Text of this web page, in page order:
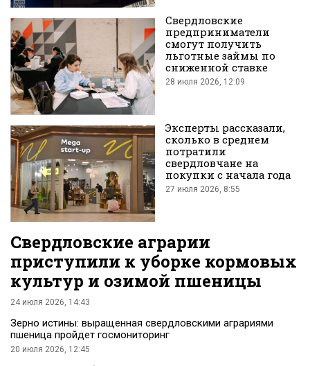
Вконтакте
Свердловские
предприниматели
смогут получить
льготные займы по
сниженной ставке
28 июля 2026, 12:09
Эксперты рассказали,
сколько в среднем
потратили
свердловчане на
покупки с начала года
27 июля 2026, 8:55
Свердловские аграрии
приступили к уборке кормовых
культур и озимой пшеницы
24 июля 2026, 14:43
Зерно истины: выращенная свердловскими аграриями
пшеница пройдет госмониторинг
20 июля 2026, 12:45